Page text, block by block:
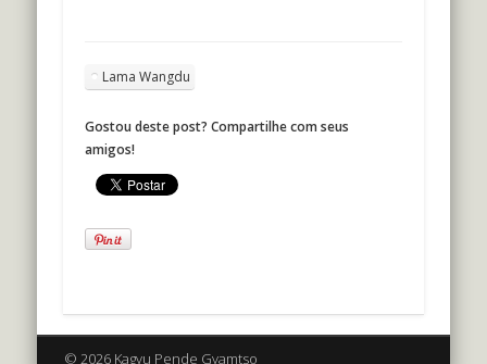
Lama Wangdu
Gostou deste post? Compartilhe com seus
amigos!
© 2026 Kagyu Pende Gyamtso